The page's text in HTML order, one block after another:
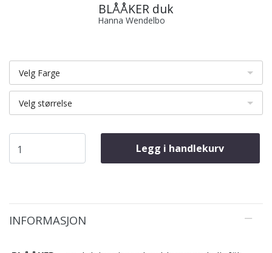
BLÅÅKER duk
Hanna Wendelbo
Velg Farge
Velg størrelse
Legg i handlekurv
INFORMASJON